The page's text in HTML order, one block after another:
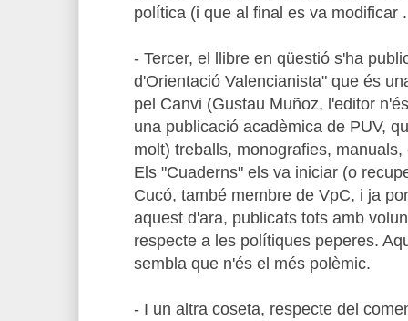
política (i que al final es va modificar
- Tercer, el llibre en qüestió s'ha
d'Orientació Valencianista" que és
pel Canvi (Gustau Muñoz, l'editor
una publicació acadèmica de PUV,
molt) treballs, monografies,
Els "Cuaderns" els va iniciar (o
Cucó, també membre de VpC, i ja
aquest d'ara, publicats tots amb
respecte a les polítiques peperes.
sembla que n'és el més polèmic.
- I un altra coseta, respecte del